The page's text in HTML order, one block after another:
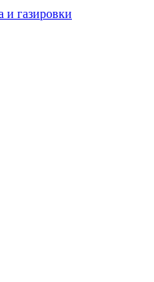
и газировки